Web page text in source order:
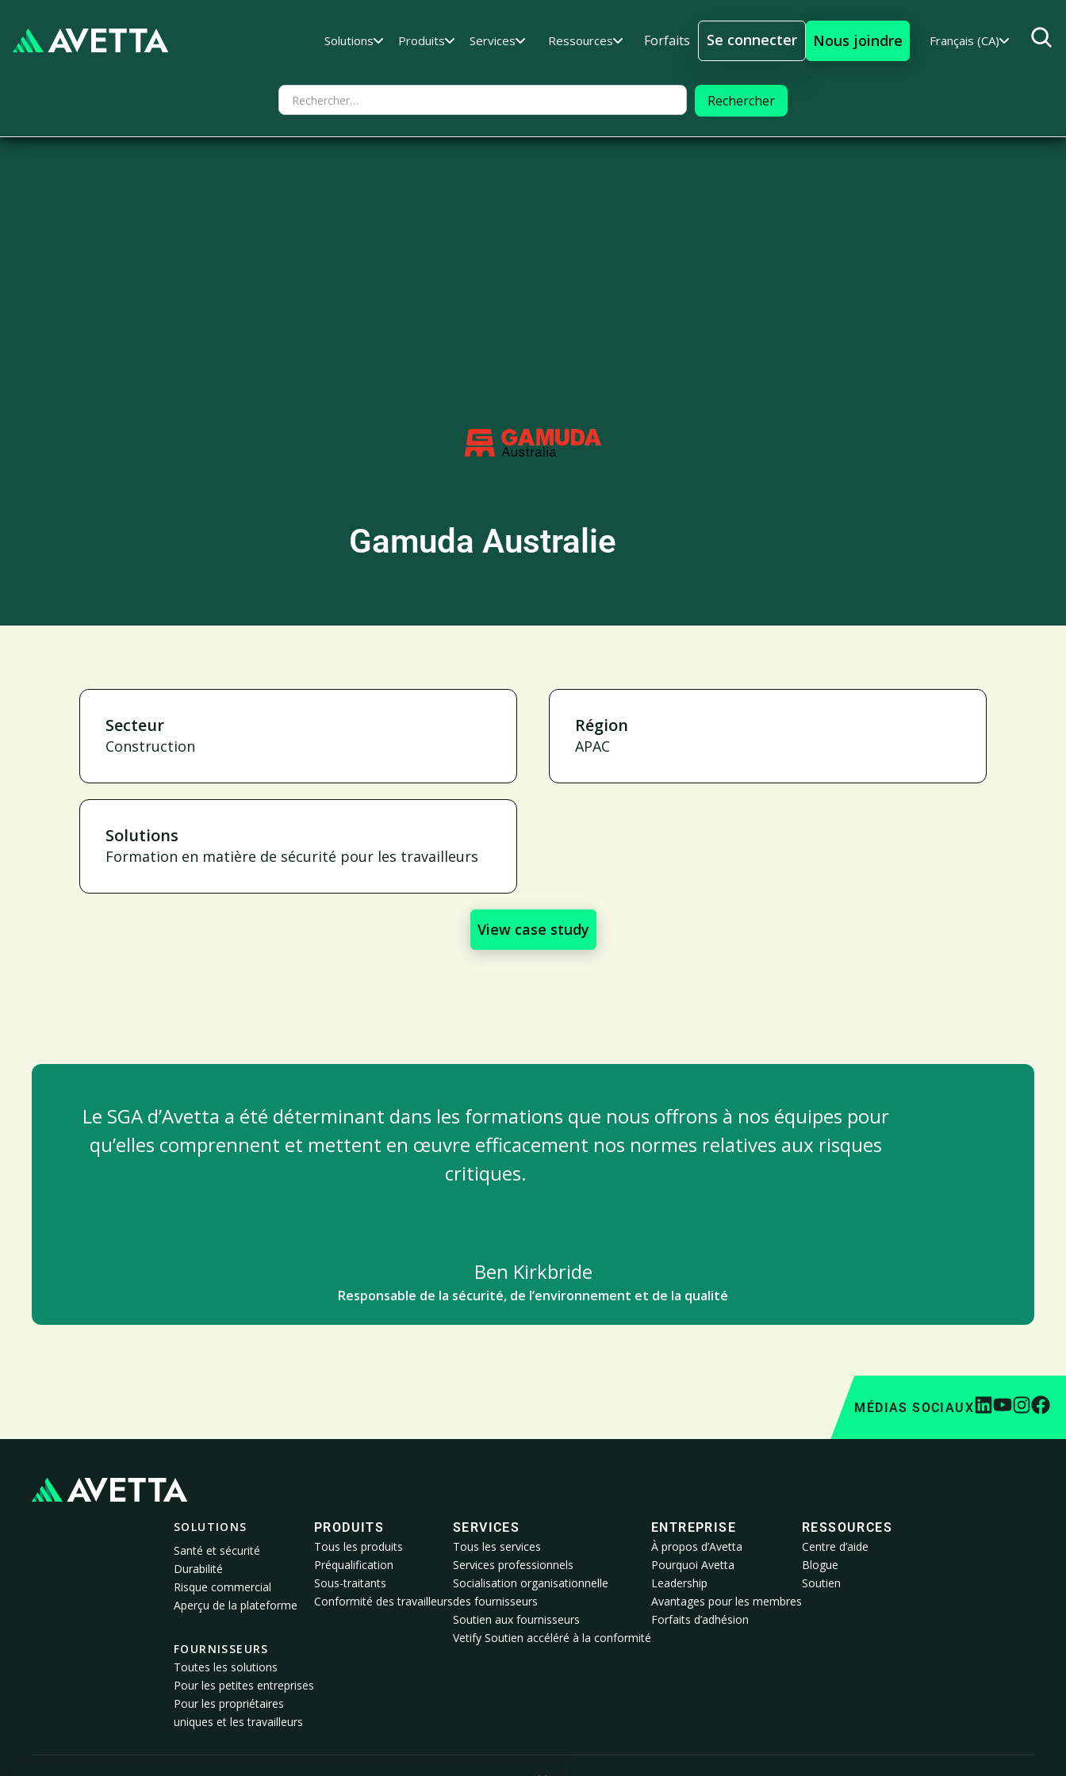
Solutions Produits Services Ressources Forfaits
Se connecter
Se connecter
Nous joindre Français (CA)
Gamuda Australie
Secteur
Construction
Région
APAC
Solutions
Formation en matière de sécurité pour les travailleurs
View case study
Le SGA d’Avetta a été déterminant dans les formations que nous offrons à nos équipes pour
qu’elles comprennent et mettent en œuvre efficacement nos normes relatives aux risques
critiques.
Ben Kirkbride
Responsable de la sécurité, de l’environnement et de la qualité
MÉDIAS SOCIAUX
SOLUTIONS
Santé et sécurité
Durabilité
Risque commercial
Aperçu de la plateforme
FOURNISSEURS
Toutes les solutions
Pour les petites entreprises
Pour les propriétaires
uniques et les travailleurs
PRODUITS
Tous les produits
Préqualification
Sous-traitants
Conformité des travailleurs
SERVICES
Tous les services
Services professionnels
Socialisation organisationnelle
des fournisseurs
Soutien aux fournisseurs
Vetify Soutien accéléré à la conformité
ENTREPRISE
À propos d’Avetta
Pourquoi Avetta
Leadership
Avantages pour les membres
Forfaits d’adhésion
RESSOURCES
Centre d’aide
Blogue
Soutien